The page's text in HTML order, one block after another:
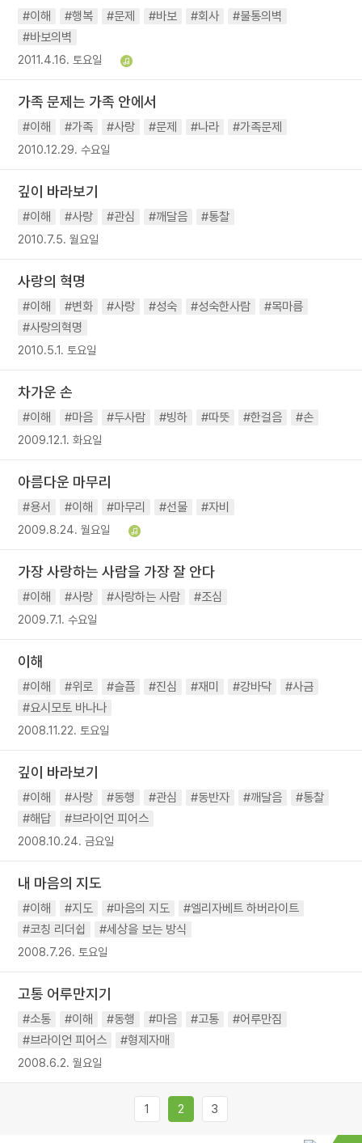
#이해 #행복 #문제 #바보 #회사
#불통의벽
#바보의벽
2011.4.16. 토요일
가족 문제는 가족 안에서
#이해 #가족 #사랑 #문제 #나라 #가족문제
2010.12.29. 수요일
깊이 바라보기
#이해 #사랑 #관심 #깨달음 #통찰
2010.7.5. 월요일
사랑의 혁명
#이해 #변화 #사랑 #성숙 #성숙한사람
#목마름
#사랑의혁명
2010.5.1. 토요일
차가운 손
#이해 #마음 #두사람 #빙하 #따뜻 #한걸음 #손
2009.12.1. 화요일
아름다운 마무리
#용서 #이해 #마무리 #선물 #자비
2009.8.24. 월요일
가장 사랑하는 사람을 가장 잘 안다
#이해 #사랑 #사랑하는 사람 #조심
2009.7.1. 수요일
이해
#이해 #위로 #슬픔 #진심 #재미 #강바닥
#사금
#요시모토 바나나
2008.11.22. 토요일
깊이 바라보기
#이해 #사랑 #동행 #관심 #동반자 #깨달음
#통찰
#해답
#브라이언 피어스
2008.10.24. 금요일
내 마음의 지도
#이해 #지도 #마음의 지도
#엘리자베트 하버라이트
#코칭 리더쉽
#세상을 보는 방식
2008.7.26. 토요일
고통 어루만지기
#소통 #이해 #동행 #마음 #고통
#어루만짐
#브라이언 피어스
#형제자매
2008.6.2. 월요일
1 2 3